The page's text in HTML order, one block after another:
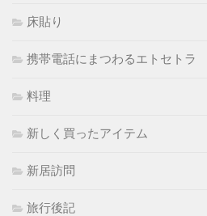
床貼り
携帯電話にまつわるエトセトラ
料理
新しく買ったアイテム
新居訪問
旅行後記